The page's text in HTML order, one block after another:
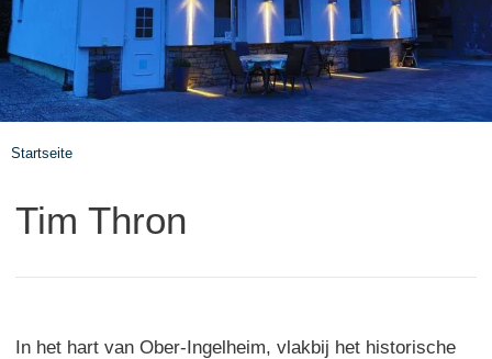
Rheinhessen-Blog kaart
Startseite
Tim Thron
In het hart van Ober-Ingelheim, vlakbij het historische